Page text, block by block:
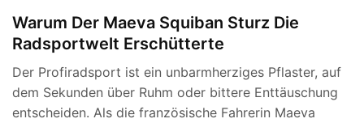
Warum Der Maeva Squiban Sturz Die
Radsportwelt Erschütterte
Der Profiradsport ist ein unbarmherziges Pflaster, auf
dem Sekunden über Ruhm oder bittere Enttäuschung
entscheiden. Als die französische Fahrerin Maeva